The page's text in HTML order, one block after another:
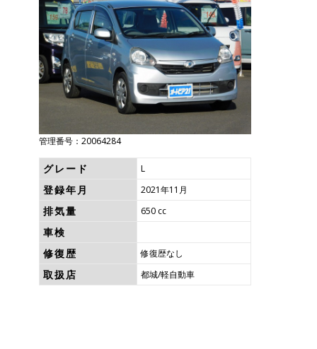
管理番号：20064284
グレード L
登録年月 2021年11月
排気量 650 cc
車検
修復歴
修復歴なし
取扱店 都城/軽自動車